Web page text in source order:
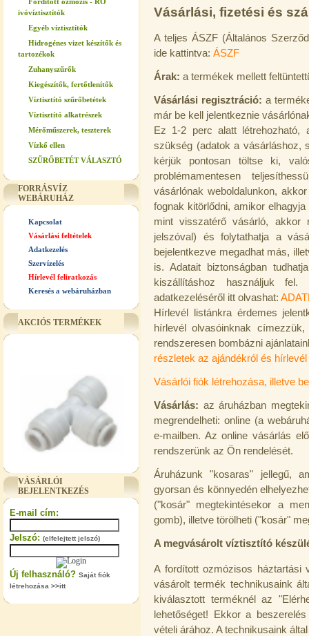
ivóvíztisztítók
Egyéb víztisztítók
Hidrogénes vizet készítők és
tartozékok
Zuhanyszűrők
Kiegészítők, fertőtlenítők
Víztisztító szűrőbetétek
Víztisztító alkatrészek
Mérőműszerek, teszterek
Vízkő ellen
SZŰRŐBETÉT VÁLASZTÓ
FORRÁSVÍZ
WEBÁRUHÁZ
Kapcsolat
Vásárlási feltételek
Adatkezelés
Szervízelés
Hírlevél feliratkozás
Keresés a webáruházban
AKCIÓS TERMÉKEK
360,-Ft
---------
VÁSÁRLÓI
BEJELENTKEZÉS
E-mail cím:
Jelszó: (elfelejtett jelszó)
Új felhasználó? Saját fiók
létrehozása >>itt
Vásárlási, fizetési és
A teljes ÁSZF (Általános
ide kattintva: ÁSZF
Árak: a termékek mellett
Vásárlási regisztráció: a
már be kell jelentkeznie
Ez 1-2 perc alatt létrehozható,
szükség (adatok a vásárláshoz,
kérjük pontosan töltse ki,
problémamentesen
vásárlónak weboldalunkon,
fognak kitörlődni, amikor
mint visszatérő vásárló,
jelszóval) és folytathatja a
bejelentkezve megadhat más,
is. Adatait biztonságban
kiszállításhoz használjuk
adatkezeléséről itt olvashat:
Hírlevél listánkra érdemes
hírlevél olvasóinknak
rendszeresen bombázni
részletek az ajándékról és
Vásárlói fiók létrehozása, illetve
Vásárlás: az áruházban
megrendelheti: online (a
e-mailben. Az online vásárlás
rendszerünk az Ön rendelését.
Áruházunk "kosaras" jellegű,
gyorsan és könnyedén
("kosár" megtekintésekor a
gomb), illetve törölheti ("kosár"
A megvásárolt víztisztító
A fordított ozmózisos háztartási
vásárolt termék technikusaink
kiválasztott terméknél az
lehetőséget! Ekkor a
vételi árához. A technikusaink